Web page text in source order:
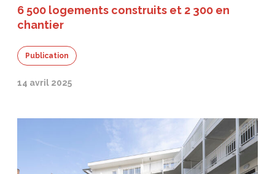
6 500 logements construits et 2 300 en
chantier
Publication
14 avril 2025